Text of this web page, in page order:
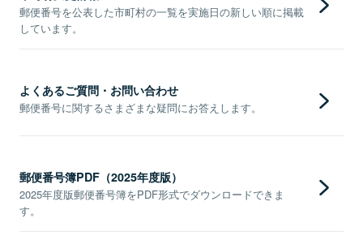
郵便番号を公表した市町村の一覧を実施日の新しい順に掲載
しています。
よくあるご質問・お問い合わせ
郵便番号に関するさまざまな疑問にお答えします。
郵便番号簿PDF（2025年度版）
2025年度版郵便番号簿をPDF形式でダウンロードできま
す。